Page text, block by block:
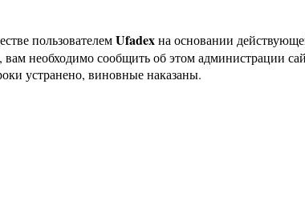
пользователемUfadexна основании
необходимо сообщить об этом администрации
устранено, виновные наказаны.